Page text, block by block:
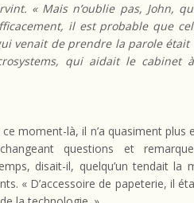
« Mais n’oublie pas, John,
il est probable que
venait de prendre la parole était
qui aidait le cabinet
moment-là, il n’a quasiment plus
questions et
disait-il, quelqu’un tendait la
« D’accessoire de papeterie, il